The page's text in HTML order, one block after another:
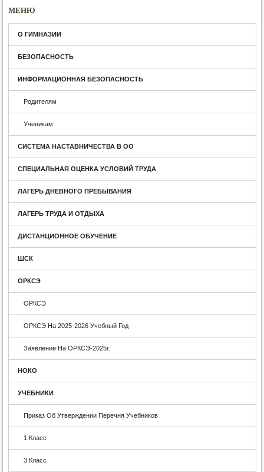
МЕНЮ
О ГИМНАЗИИ
БЕЗОПАСНОСТЬ
ИНФОРМАЦИОННАЯ БЕЗОПАСНОСТЬ
Родителям
Ученикам
СИСТЕМА НАСТАВНИЧЕСТВА В ОО
СПЕЦИАЛЬНАЯ ОЦЕНКА УСЛОВИЙ ТРУДА
ЛАГЕРЬ ДНЕВНОГО ПРЕБЫВАНИЯ
ЛАГЕРЬ ТРУДА И ОТДЫХА
ДИСТАНЦИОННОЕ ОБУЧЕНИЕ
ШСК
ОРКСЭ
ОРКСЭ
ОРКСЭ На 2025-2026 Учебный Год
Заявление На ОРКСЭ-2025г.
НОКО
УЧЕБНИКИ
Приказ Об Утверждении Перечня Учебников
1 Класс
3 Класс